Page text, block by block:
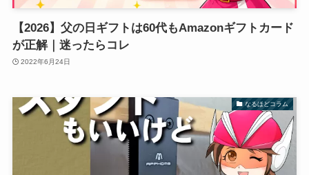
【2026】父の日ギフトは60代もAmazonギフトカード
が正解｜迷ったらコレ
2022年6月24日
なるほどコラム